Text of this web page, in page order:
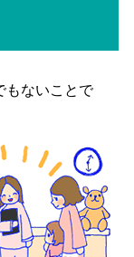
もないことで